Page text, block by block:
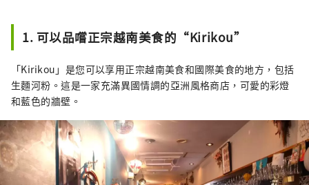
1. 可以品嚐正宗越南美食的“Kirikou”
「Kirikou」是您可以享用正宗越南美食和國際美食的地方，包括
生麵河粉。這是一家充滿異國情調的亞洲風格商店，可愛的彩燈
和藍色的牆壁。